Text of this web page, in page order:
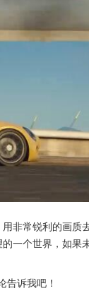
非常锐利的画质
一个世界，如果
告诉我吧！